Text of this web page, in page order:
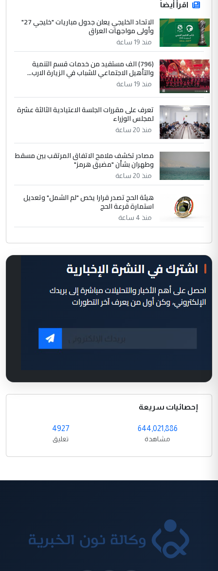
اقرأ أيضاً
الاتحاد الخليجي يعلن جدول مباريات "خليجي 27"
وأولى مواجهات العراق
منذ 19 ساعة
(796) الف مستفيد من خدمات قسم التنمية
والتأهيل الاجتماعي للشباب في الزيارة الارب...
منذ 19 ساعة
تعرف على مقررات الجلسة الاعتيادية الثالثة عشرة
لمجلس الوزراء
منذ 20 ساعة
مصادر تكشف ملامح الاتفاق المرتقب بين مسقط
وطهران بشأن "مضيق هرمز"
منذ 20 ساعة
هيئة الحج تصدر قرارا يخص "لم الشمل" وتعديل
استمارة قرعة الحج
منذ 4 ساعة
إحصائيات سريعة
644,021,886
مشاهدة
4927
تعليق